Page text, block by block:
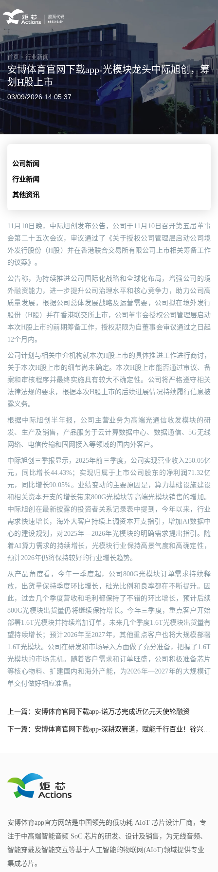
首页 > 行业新闻
安博体育官网下载app-光模块龙头中际旭创，筹
划H股上市
03/09/2026 14:05:37
公司新闻
行业新闻
其他资讯
11月10日晚，中际旭创发布公告，公司于11月10日召开第五届董事
会第二十五次会议，审议通过了《关于授权公司管理层启动公司境
外发行股份（H股）并在香港联合交易所有限公司上市相关筹备工作
的议案》。
公告称，为持续推进公司国际化战略和全球化布局，增强公司的境
外融资能力，进一步提升公司治理水平和核心竞争力，助力公司高
质量发展，根据公司总体发展战略及运营需要，公司拟在境外发行
股份（H股）并在香港联交所上市，公司董事会授权公司管理层启动
本次H股上市的前期筹备工作，授权期限为自董事会审议通过之日起
12个月内。
公司计划与相关中介机构就本次H股上市的具体推进工作进行商讨，
关于本次H股上市的细节尚未确定。本次H股上市能否通过审议、备
案和审核程序并最终实施具有较大不确定性。公司将严格遵守相关
法律法规的要求，根据本次H股上市的后续进展情况持续履行信息披
露义务。
根据中际旭创半年报，公司主营业务为高端光通信收发模块的研
发、生产及销售，产品服务于云计算数据中心、数据通信、5G无线
网络、电信传输和固网接入等领域的国内外客户。
中际旭创三季报显示，2025年前三季度，公司实现营业收入250.05亿
元，同比增长44.43%；实现归属于上市公司股东的净利润71.32亿
元，同比增长90.05%。业绩变动的主要原因是，算力基础设施建设
和相关资本开支的增长带来800G光模块等高端光模块销售的增加。
中际旭创在最新披露的投资者关系记录表中提到，今年以来，行业
需求快速增长，海外大客户持续上调资本开支指引，增加AI数据中
心的建设规划，对2025年—2026年光模块的明确需求提出指引。随
着AI算力需求的持续增长，光模块行业保持高景气度和高确定性，
预计2026年仍将保持较好的行业增长趋势。
从产品角度看，今年一季度起，公司800G光模块订单需求持续释
放，出货量保持季度环比增长，硅光比例和良率都在不断提升。因
此，过去几个季度营收和毛利都保持了不错的环比增长，预计后续
800G光模块出货量仍将继续保持增长。今年三季度，重点客户开始
部署1.6T光模块并持续增加订单，未来几个季度1.6T光模块出货量有
望持续增长；预计2026年至2027年，其他重点客户也将大规模部署
1.6T光模块。公司在研发和市场导入方面做了充分准备，把握了1.6T
光模块的市场先机。随着客户需求和订单旺盛，公司积极准备芯片
等核心物料、扩建国内和海外产能，为2026年—2027年的大规模订
单交付做好相应准备。
上一篇：安博体育官网下载app-诺万芯完成近亿元天使轮融资
下一篇：安博体育官网下载app-深耕双赛道，赋能千行百业！铨兴科技以技术创新推动AI与存储新变革
安博体育app官方网站是中国领先的低功耗 AIoT 芯片设计厂商，专
注于中高端智能音频 SoC 芯片的研发、设计及销售，为无线音频、
智能穿戴及智能交互等基于人工智能的物联网(AIoT)领域提供专业
集成芯片。